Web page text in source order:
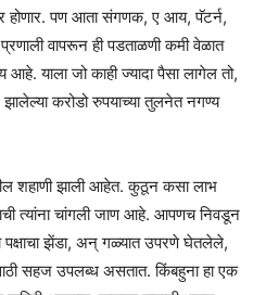
होणार. पण आता संगणक, ए आय, पॅटर्न,
वापरून ही पडताळणी कमी वेळात
याला जो काही ज्यादा पैसा लागेल तो,
करोडो रुपयाच्या तुलनेत नगण्य
शहाणी झाली आहेत. कुठून कसा लाभ
त्यांना चांगली जाण आहे. आपणच निवडून
पक्षाचा झेंडा, अन् गळ्यात उपरणे घेतलेले,
सहज उपलब्ध असतात. किंबहुना हा एक